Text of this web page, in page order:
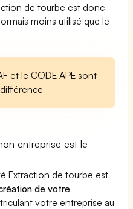
de tourbe est donc
moins utilisé que le
et le CODE APE sont
entreprise est le
Extraction de tourbe est
de votre
votre entreprise au